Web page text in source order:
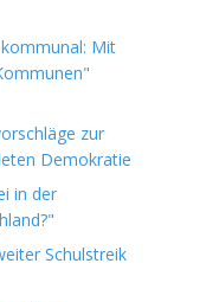
Mit
zur
Demokratie
in der
Schulstreik